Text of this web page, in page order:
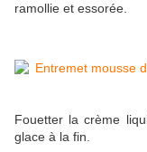
ramollie et essorée.
Fouetter la crème
glace à la fin.